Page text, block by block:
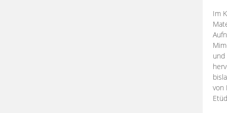
Im
und
von